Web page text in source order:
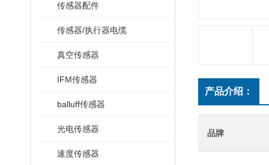
传感器配件
传感器/执行器电缆
真空传感器
IFM传感器
balluff传感器
光电传感器
速度传感器
产品介绍：
品牌